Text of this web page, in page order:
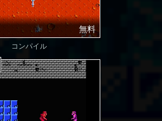
無料
コンパイル